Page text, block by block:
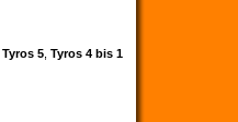
Tyros 5 Tyros 4 bis 1